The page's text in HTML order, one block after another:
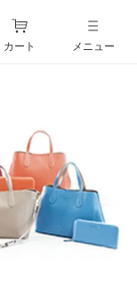
カート メニュー